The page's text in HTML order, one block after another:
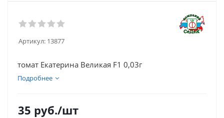
Артикул: 13877
томат Екатерина Великая F1 0,03г
Подробнее
35 руб./шт